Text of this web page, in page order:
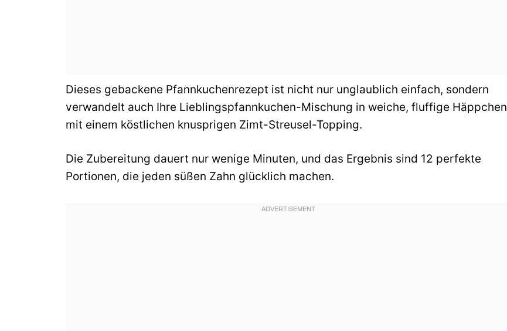
Dieses gebackene Pfannkuchenrezept ist nicht nur unglaublich einfach, sondern
verwandelt auch Ihre Lieblingspfannkuchen-Mischung in weiche, fluffige Häppchen
mit einem köstlichen knusprigen Zimt-Streusel-Topping.
Die Zubereitung dauert nur wenige Minuten, und das Ergebnis sind 12 perfekte
Portionen, die jeden süßen Zahn glücklich machen.